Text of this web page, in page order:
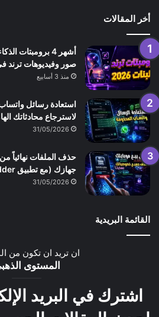
أخر المقالات
أشهر 4 برومبتات
صور وفيديوهات ترند في
منذ 3 أسابيع
استعادة رسائل
لاسترجاع محادثاتك
31/05/2026
حذف الملفات نهائياً
جهازك (مع تطبيق DataShredder)
31/05/2026
القائمة البريدية
ان تريد ان تكون من
المستوى
اشترك في البريد